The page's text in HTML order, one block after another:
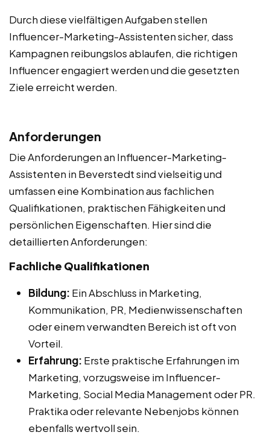
Durch diese vielfältigen Aufgaben stellen
Influencer-Marketing-Assistenten sicher, dass
Kampagnen reibungslos ablaufen, die richtigen
Influencer engagiert werden und die gesetzten
Ziele erreicht werden.
Anforderungen
Die Anforderungen an Influencer-Marketing-
Assistenten in Beverstedt sind vielseitig und
umfassen eine Kombination aus fachlichen
Qualifikationen, praktischen Fähigkeiten und
persönlichen Eigenschaften. Hier sind die
detaillierten Anforderungen:
Fachliche Qualifikationen
Bildung: Ein Abschluss in Marketing,
Kommunikation, PR, Medienwissenschaften
oder einem verwandten Bereich ist oft von
Vorteil.
Erfahrung: Erste praktische Erfahrungen im
Marketing, vorzugsweise im Influencer-
Marketing, Social Media Management oder PR.
Praktika oder relevante Nebenjobs können
ebenfalls wertvoll sein.